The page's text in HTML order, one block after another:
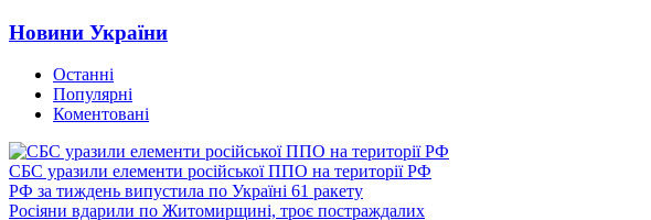
Новини України
Останні
Популярні
Коментовані
СБС уразили елементи російської ППО на території РФ
РФ за тиждень випустила по Україні 61 ракету
Росіяни вдарили по Житомирщині, троє постраждалих